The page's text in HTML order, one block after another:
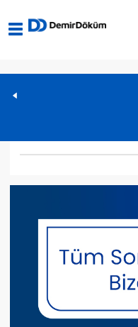
İstanbul